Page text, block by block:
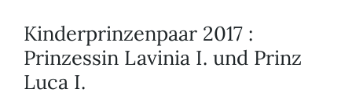
Kinderprinzenpaar 2017 :
Prinzessin Lavinia I. und Prinz
Luca I.